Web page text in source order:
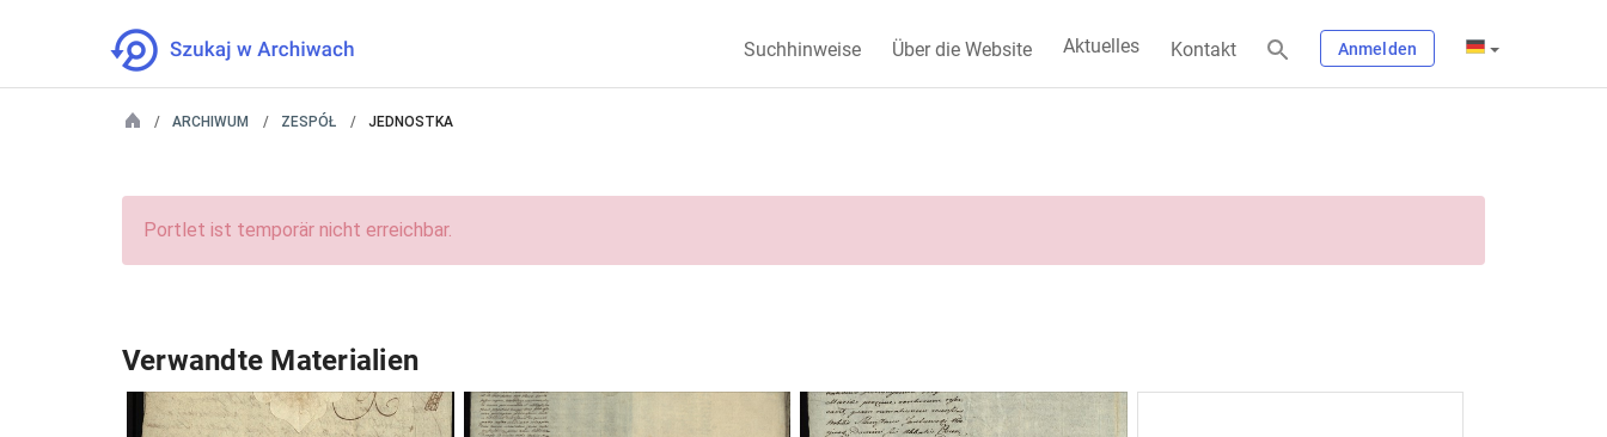
Suchhinweise Über die Website Aktuelles Kontakt Anmelden
ARCHIWUM ZESPÓŁ JEDNOSTKA
Portlet ist temporär nicht erreichbar.
Verwandte Materialien